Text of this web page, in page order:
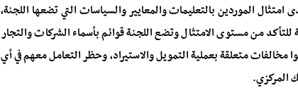
امتثال الموردين بالتعليمات والمعايير والسياسات التي تضعها اللجنة،
من مستوى الامتثال وتضع اللجنة قوائم بأسماء الشركات والتجار
مخالفات متعلقة بعملية التمويل والاستيراد، وحظر التعامل معهم في أي
المركزي.